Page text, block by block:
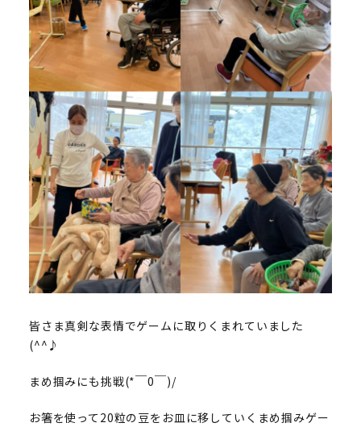
皆さま真剣な表情でゲームに取りくまれていました
(^^♪
まめ掴みにも挑戦(*￣0￣)/
お箸を使って20粒の豆をお皿に移していくまめ掴みゲー